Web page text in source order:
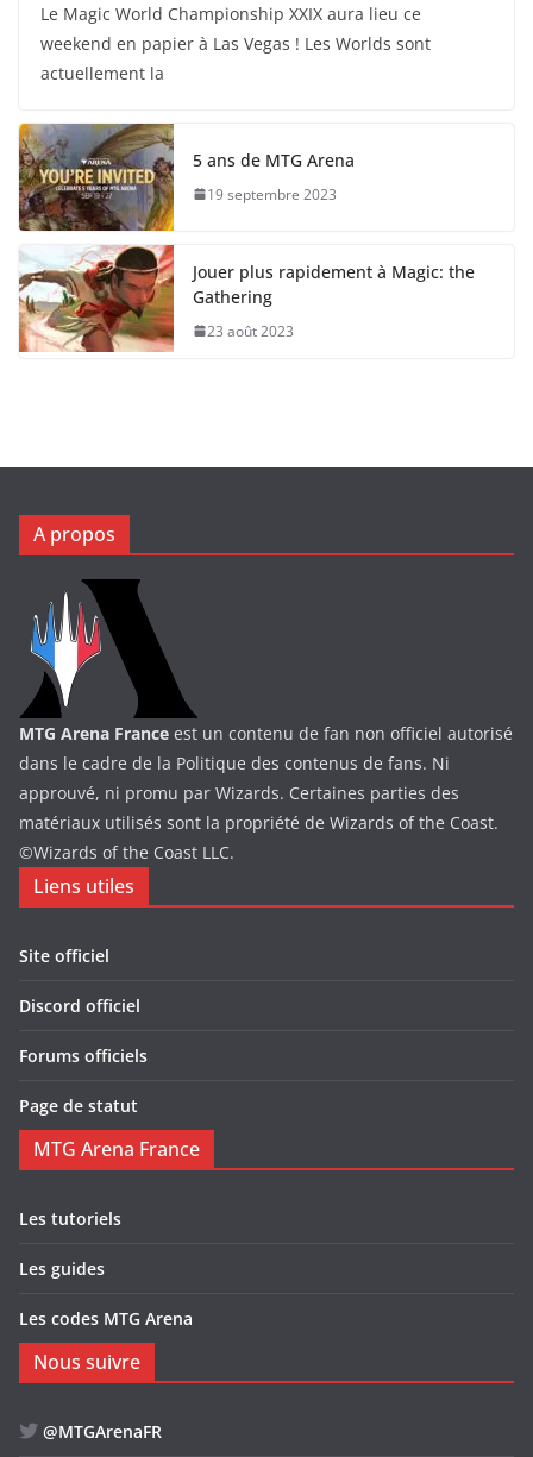
Le Magic World Championship XXIX aura lieu ce
weekend en papier à Las Vegas ! Les Worlds sont
actuellement la
5 ans de MTG Arena
19 septembre 2023
Jouer plus rapidement à Magic: the
Gathering
23 août 2023
A propos
MTG Arena France est un contenu de fan non officiel autorisé
dans le cadre de la Politique des contenus de fans. Ni
approuvé, ni promu par Wizards. Certaines parties des
matériaux utilisés sont la propriété de Wizards of the Coast.
©Wizards of the Coast LLC.
Liens utiles
Site officiel
Discord officiel
Forums officiels
Page de statut
MTG Arena France
Les tutoriels
Les guides
Les codes MTG Arena
Nous suivre
@MTGArenaFR